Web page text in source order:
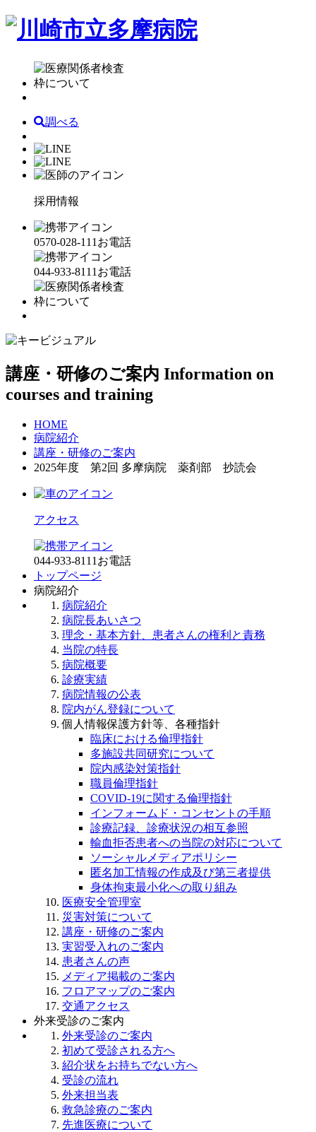
調べる
採用情報
0570-028-111 お電話
044-933-8111 お電話
講座・研修のご案内 Information on
courses and training
HOME
病院紹介
講座・研修のご案内
2025年度 第2回 多摩病院 薬剤部 抄読会
アクセス
044-933-8111 お電話
トップページ
病院紹介
病院紹介
病院長あいさつ
理念・基本方針、患者さんの権利と責務
当院の特長
病院概要
診療実績
病院情報の公表
院内がん登録について
個人情報保護方針等、各種指針
臨床における倫理指針
多施設共同研究について
院内感染対策指針
職員倫理指針
COVID-19に関する倫理指針
インフォームド・コンセントの手順
診療記録、診療状況の相互参照
輸血拒否患者への当院の対応について
ソーシャルメディアポリシー
匿名加工情報の作成及び第三者提供
身体拘束最小化への取り組み
医療安全管理室
災害対策について
講座・研修のご案内
実習受入れのご案内
患者さんの声
メディア掲載のご案内
フロアマップのご案内
交通アクセス
外来受診のご案内
外来受診のご案内
初めて受診される方へ
紹介状をお持ちでない方へ
受診の流れ
外来担当表
救急診療のご案内
先進医療について